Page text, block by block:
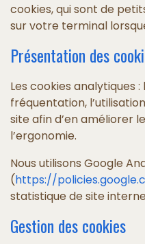
cookies, qui sont de
sur votre terminal
Présentation des
Les cookies analytiques
fréquentation,
site afin d’en améliorer
l’ergonomie.
Nous utilisons Google
(https://
statistique de site
Gestion des cookies